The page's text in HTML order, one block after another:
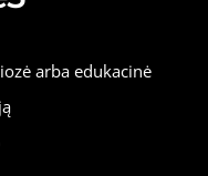
arba edukacinė